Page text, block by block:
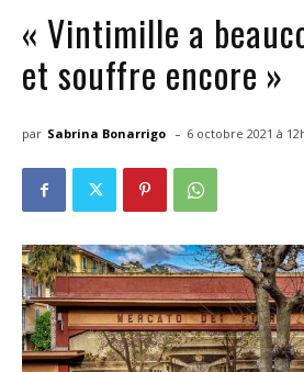
« Vintimille a
et souffre encore »
par Sabrina Bonarrigo - 6 octobre 2021 à